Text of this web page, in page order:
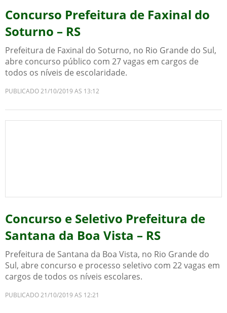
Concurso Prefeitura de Faxinal do
Soturno – RS
Prefeitura de Faxinal do Soturno, no Rio Grande do Sul,
abre concurso público com 27 vagas em cargos de
todos os níveis de escolaridade.
PUBLICADO 21/10/2019 AS 13:12
Concurso e Seletivo Prefeitura de
Santana da Boa Vista – RS
Prefeitura de Santana da Boa Vista, no Rio Grande do
Sul, abre concurso e processo seletivo com 22 vagas em
cargos de todos os níveis escolares.
PUBLICADO 21/10/2019 AS 12:21